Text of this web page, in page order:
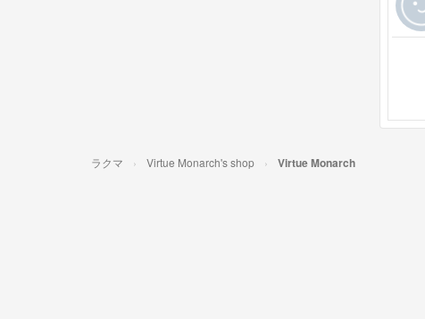
ラクマ Virtue Monarch's shop Virtue Monarch